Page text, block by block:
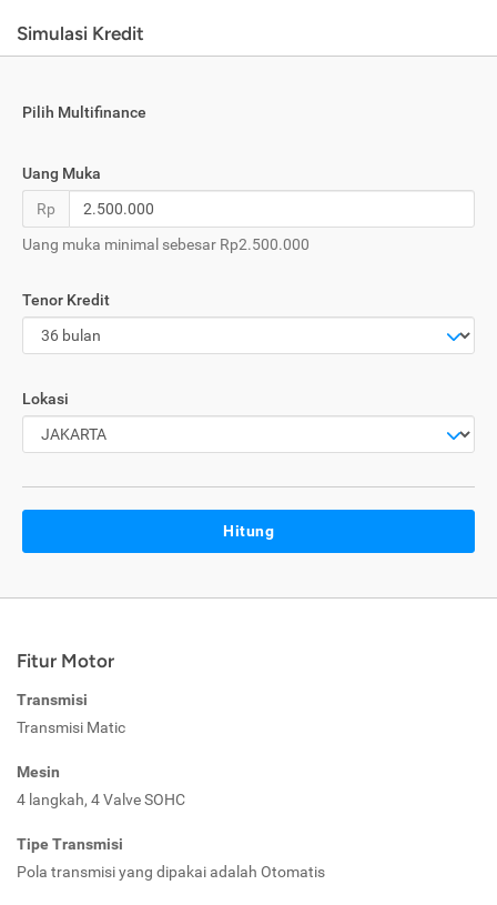
Simulasi Kredit
Pilih Multifinance
Uang Muka
Rp
Uang muka minimal sebesar Rp2.500.000
Tenor Kredit
Lokasi
Hitung
Fitur Motor
Transmisi
Transmisi Matic
Mesin
4 langkah, 4 Valve SOHC
Tipe Transmisi
Pola transmisi yang dipakai adalah Otomatis